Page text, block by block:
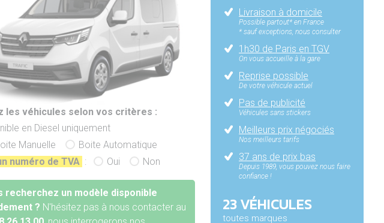
les véhicules selon vos critères :
en Diesel uniquement
Manuelle
Boite Automatique
numéro de TVA : Oui Non
recherchez un modèle disponible
? N'hésitez pas à nous contacter au
Livraison à domicile
Possible partout* en France
* sauf exceptions, nous consulter
1h30 de Paris en TGV
On vous accueille à la gare
Reprise possible
De votre véhicule actuel
Pas de publicité
Véhicules sans stickers
Meilleurs prix négociés
Nos meilleurs tarifs
37 ans de prix bas
Depuis 1989, vous pouvez nous faire
confiance !
23 VÉHICULES
toutes marques